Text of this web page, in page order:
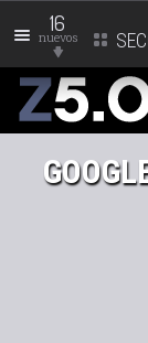
16
nuevos